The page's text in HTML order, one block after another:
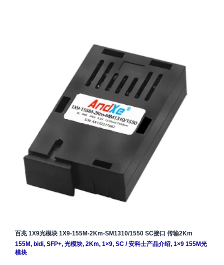
百兆 1X9光模块 1X9-155M-2Km-SM1310/1550 SC接口 传输2Km
155M, bidi, SFP+, 光模块, 2Km, 1×9, SC/安科士产品介绍, 1×9 155M光
模块